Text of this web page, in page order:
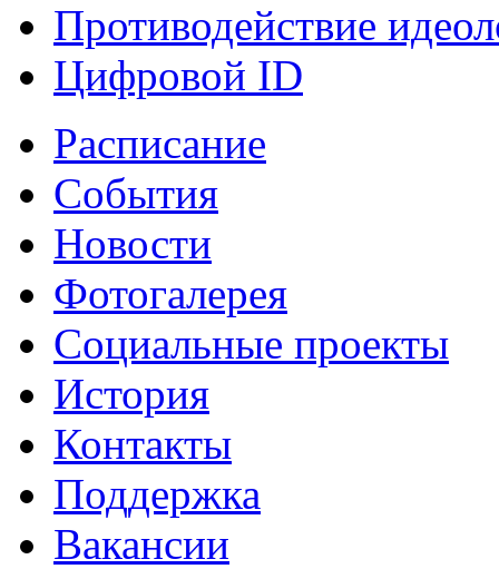
Противодействие
Цифровой ID
Расписание
События
Новости
Фотогалерея
Социальные проекты
История
Контакты
Поддержка
Вакансии